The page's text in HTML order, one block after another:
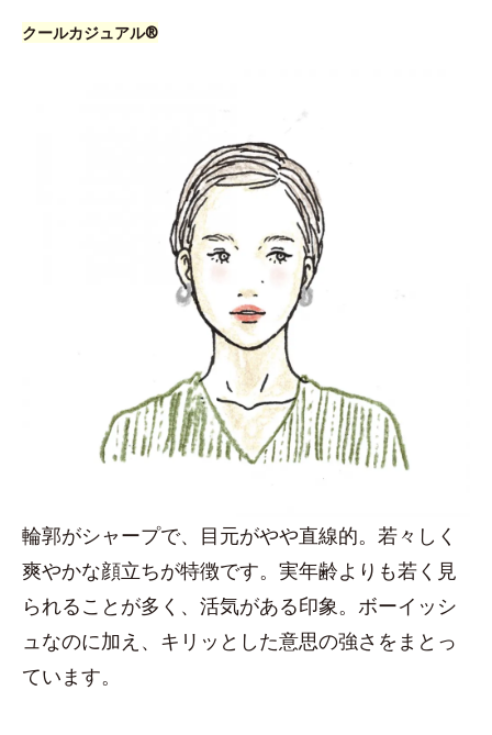
クールカジュアル®
輪郭がシャープで、目元がやや直線的。若々しく
爽やかな顔立ちが特徴です。実年齢よりも若く見
られることが多く、活気がある印象。ボーイッシ
ュなのに加え、キリッとした意思の強さをまとっ
ています。